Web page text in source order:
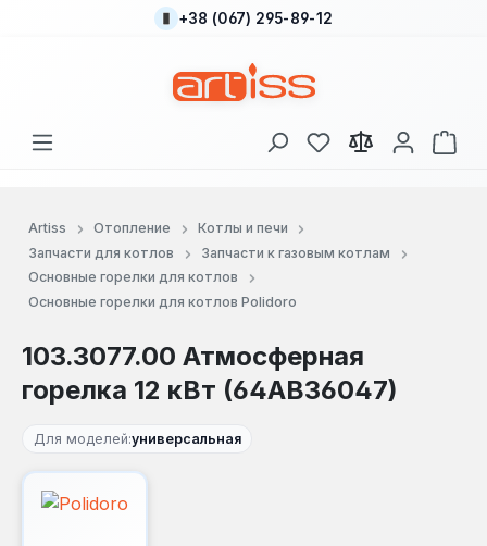
Перейти к основному содержанию
+38 (067) 295-89-12
У вас есть товары
В
Artiss Отопление
Котлы и печи
Запчасти для котлов
Запчасти к газовым котлам
Основные горелки для котлов
Основные горелки для котлов Polidoro
103.3077.00 Атмосферная
горелка 12 кВт (64АВ36047)
Для моделей:универсальная